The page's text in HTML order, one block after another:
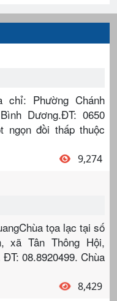
chỉ: Phường Chánh
Dương.ĐT: 0650
ngọn đồi thấp thuộc
9,274
tọa lạc tại số
xã Tân Thông Hội,
08.8920499. Chùa
8,429